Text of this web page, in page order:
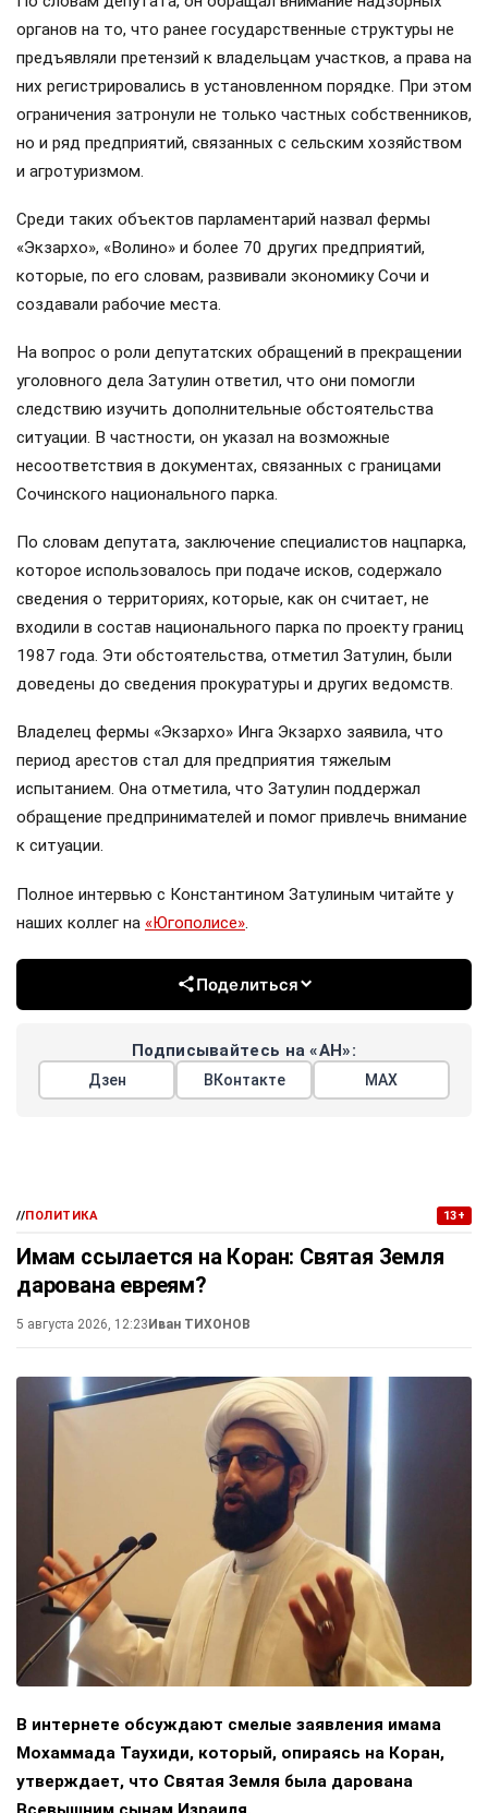
органов на то, что ранее государственные структуры не
предъявляли претензий к владельцам участков, а права на
них регистрировались в установленном порядке. При этом
ограничения затронули не только частных собственников,
но и ряд предприятий, связанных с сельским хозяйством
и агротуризмом.
Среди таких объектов парламентарий назвал фермы
«Экзархо», «Волино» и более 70 других предприятий,
которые, по его словам, развивали экономику Сочи и
создавали рабочие места.
На вопрос о роли депутатских обращений в прекращении
уголовного дела Затулин ответил, что они помогли
следствию изучить дополнительные обстоятельства
ситуации. В частности, он указал на возможные
несоответствия в документах, связанных с границами
Сочинского национального парка.
По словам депутата, заключение специалистов нацпарка,
которое использовалось при подаче исков, содержало
сведения о территориях, которые, как он считает, не
входили в состав национального парка по проекту границ
1987 года. Эти обстоятельства, отметил Затулин, были
доведены до сведения прокуратуры и других ведомств.
Владелец фермы «Экзархо» Инга Экзархо заявила, что
период арестов стал для предприятия тяжелым
испытанием. Она отметила, что Затулин поддержал
обращение предпринимателей и помог привлечь внимание
к ситуации.
Полное интервью с Константином Затулиным читайте у
наших коллег на «Югополисе».
Поделиться
Подписывайтесь на «АН»:
Дзен ВКонтакте МАХ
//ПОЛИТИКА 13+
Имам ссылается на Коран: Святая Земля
дарована евреям?
5 августа 2026, 12:23Иван ТИХОНОВ
В интернете обсуждают смелые заявления имама
Мохаммада Таухиди, который, опираясь на Коран,
утверждает, что Святая Земля была дарована